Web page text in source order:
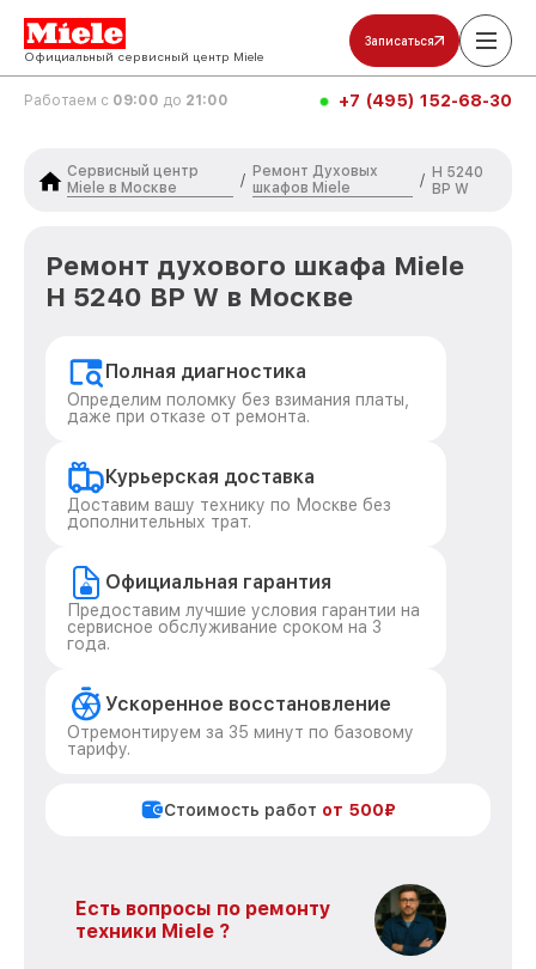
Официальный сервисный центр Miele
Записаться
Работаем с 09:00 до 21:00 +7 (495) 152-68-30
Сервисный центр
Miele в Москве
/
Ремонт Духовых
шкафов Miele
/ H 5240
BP W
Ремонт духового шкафа Miele
H 5240 BP W в Москве
Полная диагностика
Определим поломку без взимания платы,
даже при отказе от ремонта.
Курьерская доставка
Доставим вашу технику по Москве без
дополнительных трат.
Официальная гарантия
Предоставим лучшие условия гарантии на
сервисное обслуживание сроком на 3
года.
Ускоренное восстановление
Отремонтируем за 35 минут по базовому
тарифу.
Стоимость работ от 500₽
Есть вопросы по ремонту
техники Miele ?